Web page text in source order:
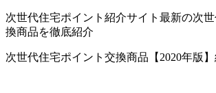
次世代住宅ポイント紹介サイト最新の次
換商品を徹底紹介
次世代住宅ポイント交換商品【2020年版